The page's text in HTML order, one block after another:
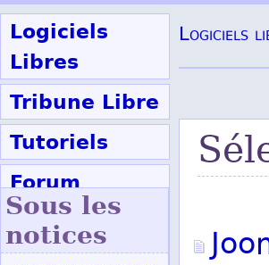
Logiciels
Libres
Tribune Libre
Tutoriels
Forum
Participer
Logiciels
Sous les
notices